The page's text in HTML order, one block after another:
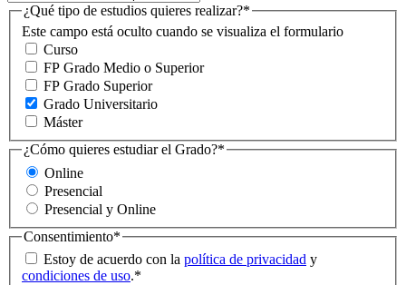
Este campo está oculto cuando se visualiza el formulario
¿Qué tipo de estudios quieres realizar?*
Curso
FP Grado Medio o Superior
FP Grado Superior
Grado Universitario
Máster
¿Cómo quieres estudiar el Grado?*
Online
Presencial
Presencial y Online
Consentimiento*
Estoy de acuerdo con la política de privacidad y
condiciones de uso.*